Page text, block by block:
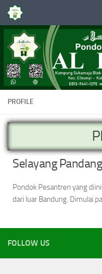
Skip to content
PROFILE
Selayang Pandang
Pondok Pesantren yang
dari luar Bandung. Dimulai
FOLLOW US